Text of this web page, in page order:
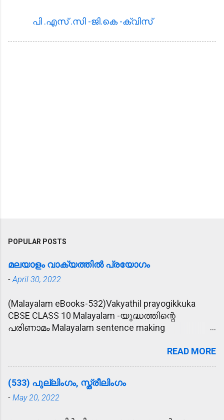
പി .എസ്‌ .സി -ജി.കെ -ക്വിസ്
POPULAR POSTS
മലയാളം വാക്യത്തിൽ പ്രയോഗം
-April 30, 2022
(Malayalam eBooks-532)Vakyathil prayogikkuka
CBSE CLASS 10 Malayalam -യുദ്ധത്തിന്റെ
പരിണാമം Malayalam sentence making
മോഹാലസ്യപ്പെടുക - മകന്റെ അപകട വാർത്ത
കേട്ട് അമ്മ മോഹാലസ്യപ്പെട്ടു. 3. ഹൃദയോന്നതി -
കൂട്ടുകാരുടെ ഹൃദയോന്നതി മൂലം രാമുവിന്
READ MORE
(533) പുല്ലിംഗം, സ്ത്രീലിംഗം
- May 20, 2022